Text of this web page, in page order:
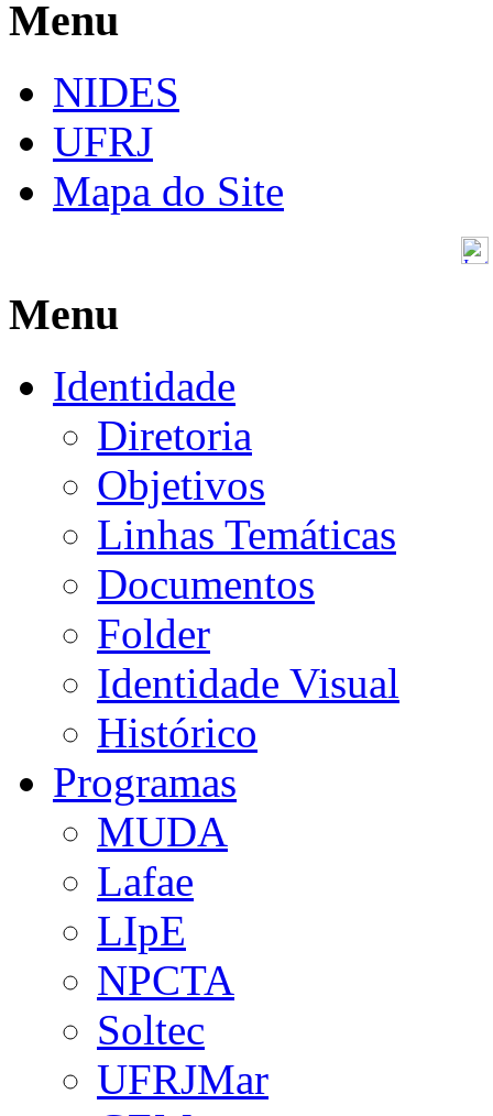
Menu
NIDES
UFRJ
Mapa do Site
Menu
Identidade
Diretoria
Objetivos
Linhas Temáticas
Documentos
Folder
Identidade Visual
Histórico
Programas
MUDA
Lafae
LIpE
NPCTA
Soltec
UFRJMar